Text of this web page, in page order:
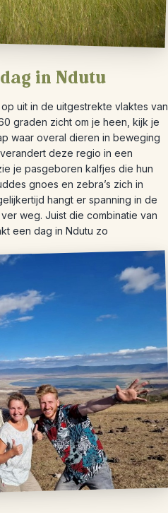
in Ndutu
uit in de uitgestrekte vlaktes van
graden zicht om je heen, kijk je
waar overal dieren in beweging
deze regio in een
je pasgeboren kalfjes die hun
gnoes en zebra’s zich in
hangt er spanning in de
weg. Juist die combinatie van
een dag in Ndutu zo